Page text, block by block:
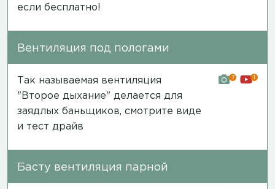
если бесплатно!
Вентиляция под пологами
Так называемая вентиляция
"Второе дыхание" делается для
заядлых баньщиков, смотрите виде
и тест драйв
7 1
Басту вентиляция парной